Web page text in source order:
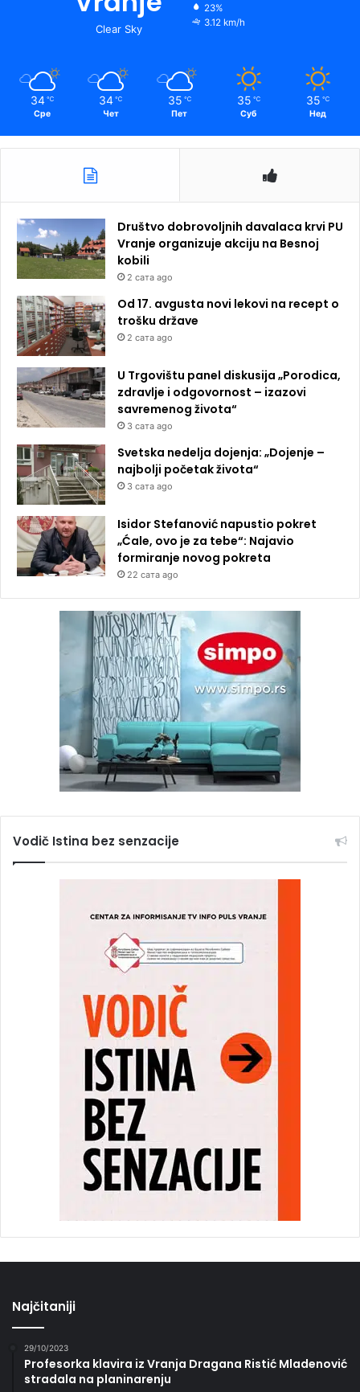
Clear Sky
23%
3.12 km/h
34 ℃
Сре
34 ℃
Чет
35 ℃
Пет
35 ℃
Суб
35 ℃
Нед
Društvo dobrovoljnih davalaca krvi PU
Vranje organizuje akciju na Besnoj
kobili
2 сата ago
Od 17. avgusta novi lekovi na recept o
trošku države
2 сата ago
U Trgovištu panel diskusija „Porodica,
zdravlje i odgovornost – izazovi
savremenog života“
3 сата ago
Svetska nedelja dojenja: „Dojenje –
najbolji početak života“
3 сата ago
Isidor Stefanović napustio pokret
„Ćale, ovo je za tebe“: Najavio
formiranje novog pokreta
22 сата ago
Vodič Istina bez senzacije
Najčitaniji
29/10/2023
Profesorka klavira iz Vranja Dragana Ristić Mladenović
stradala na planinarenju